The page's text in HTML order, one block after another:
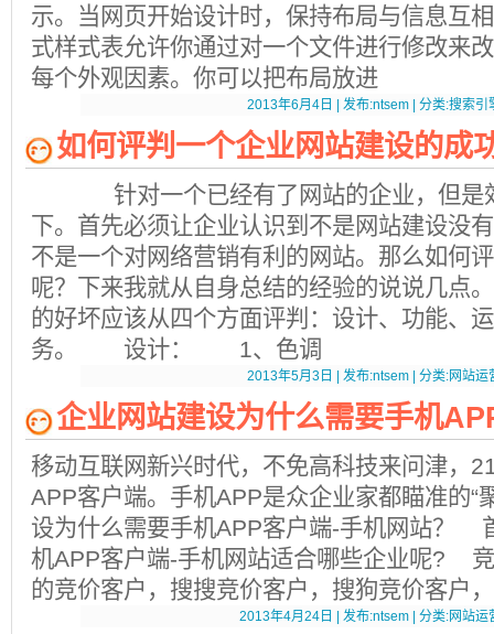
示。当网页开始设计时，保持布局与信息互
式样式表允许你通过对一个文件进行修改来
每个外观因素。你可以把布局放进
2013年6月4日 | 发布:ntsem | 分类:搜索引
如何评判一个企业网站建设的成
针对一个已经有了网站的企业，但是
下。首先必须让企业认识到不是网站建设没
不是一个对网络营销有利的网站。那么如何
呢？下来我就从自身总结的经验的说说几
的好坏应该从四个方面评判：设计、功能、
务。 设计： 1、色调
2013年5月3日 | 发布:ntsem | 分类:网站运
企业网站建设为什么需要手机
移动互联网新兴时代，不免高科技来问津，
APP客户端。手机APP是众企业家都瞄准的“
设为什么需要手机APP客户端-手机网站？
机APP客户端-手机网站适合哪些企业呢?
的竞价客户，搜搜竞价客户，搜狗竞价客户
2013年4月24日 | 发布:ntsem | 分类:网站运